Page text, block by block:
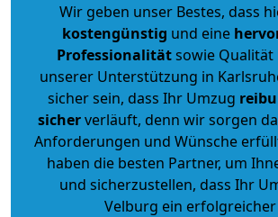
Wir geben unser Bestes, dass
kostengünstig und eine
Professionalitätsowie
unserer Unterstützung in
sicher sein, dass Ihr Umzug
sicherverläuft, denn wir sorgen
Anforderungen und Wünsche
haben die besten Partner, um
und sicherzustellen, dass Ihr
Velburg ein